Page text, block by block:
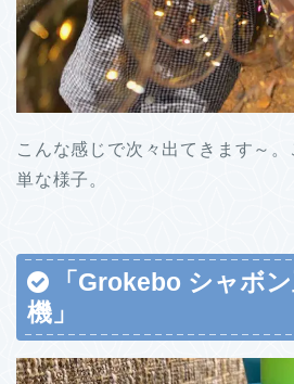
こんな感じで次々出てきます～
単な様子。
「Grokebo シャボ
機」